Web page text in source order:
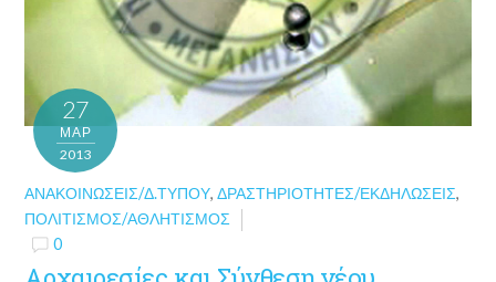
27
ΜΑΡ
2013
ΑΝΑΚΟΙΝΏΣΕΙΣ/Δ.ΤΎΠΟΥ,ΔΡΑΣΤΗΡΙΌΤΗΤΕΣ/ΕΚΔΗΛΏΣΕΙΣ,
ΠΟΛΙΤΙΣΜΌΣ/ΑΘΛΗΤΙΣΜΌΣ
0